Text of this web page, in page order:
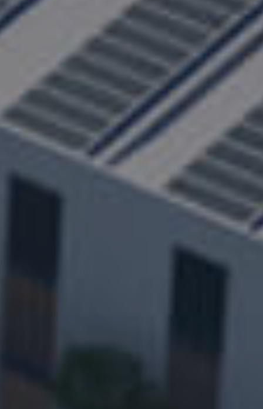
让绿色流体科技人人皆享
咨询热线：
400-705-8999
解决方案